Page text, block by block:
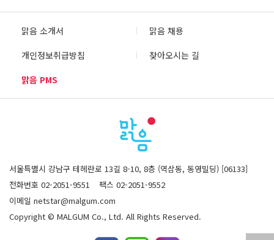
맑음 소개서
맑음 채용
개인정보취급방침
찾아오시는 길
맑음 PMS
서울특별시 강남구 테헤란로 13길 8-10, 8층 (역삼동, 동영빌딩) [06133]
전화번호 02-2051-9551
팩스 02-2051-9552
이메일 netstar@malgum.com
Copyright © MALGUM Co., Ltd. All Rights Reserved.